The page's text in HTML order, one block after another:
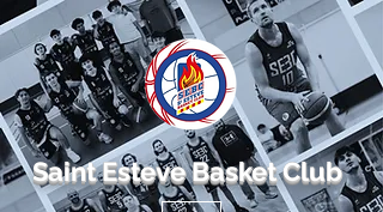
Saint Esteve Basket Club